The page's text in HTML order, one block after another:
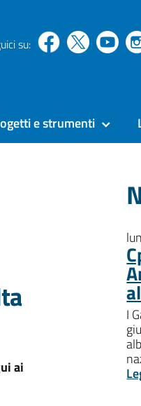
su:
e strumenti
ai
I